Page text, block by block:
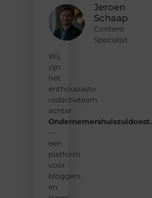
Jeroen
Schaap
Content
Specialist
Wij
zijn
het
enthousiaste
redactieteam
achter
—
een
platform
voor
bloggers
en